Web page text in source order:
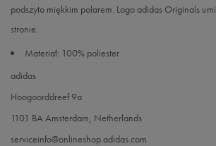
podszyto miękkim polarem. Logo adidas Originals
stronie.
Materiał: 100% poliester
adidas
Hoogoorddreef 9a
1101 BA Amsterdam, Netherlands
serviceinfo@onlineshop.adidas.com